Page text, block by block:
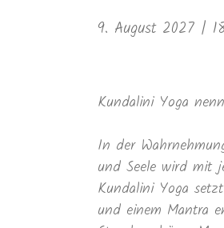
9. August 2027 |
Kundalini Yoga
In der
und Seele wird mit
Kundalini Yoga
und einem Mantra